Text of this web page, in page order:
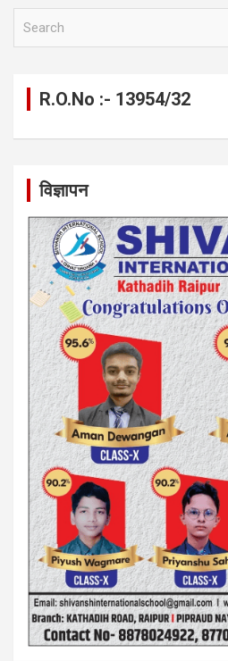
R.O.No :- 13954/32
विज्ञापन